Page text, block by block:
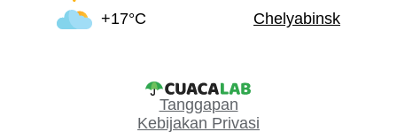
+17°C
Chelyabinsk
Tanggapan
Kebijakan Privasi